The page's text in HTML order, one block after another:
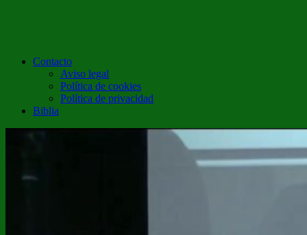
Contacto
Aviso legal
Política de cookies
Política de privacidad
Biblia